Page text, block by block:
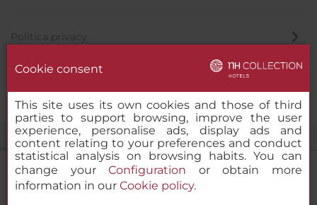
Politica privacy
Cookie consent
This site uses its own cookies and those of third
parties to support browsing, improve the user
experience, personalise ads, display ads and
content relating to your preferences and conduct
statistical analysis on browsing habits. You can
change yourConfiguration or obtain more
information in our Cookie policy.